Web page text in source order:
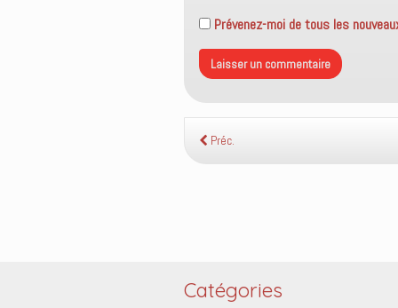
Prévenez-moi de tous les
Préc.
Catégories